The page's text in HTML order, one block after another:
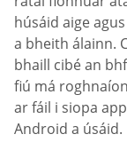
húsáid aige
a bheith álainn.
bhaill cibé an
fiú má
ar fáil i siopa
Android a úsáid.